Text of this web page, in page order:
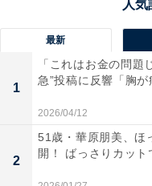
最新
1
「これはお金の問題
急”投稿に反響「胸
2026/04/12
2
51歳・華原朋美、ほ
開！ ばっさりカッ